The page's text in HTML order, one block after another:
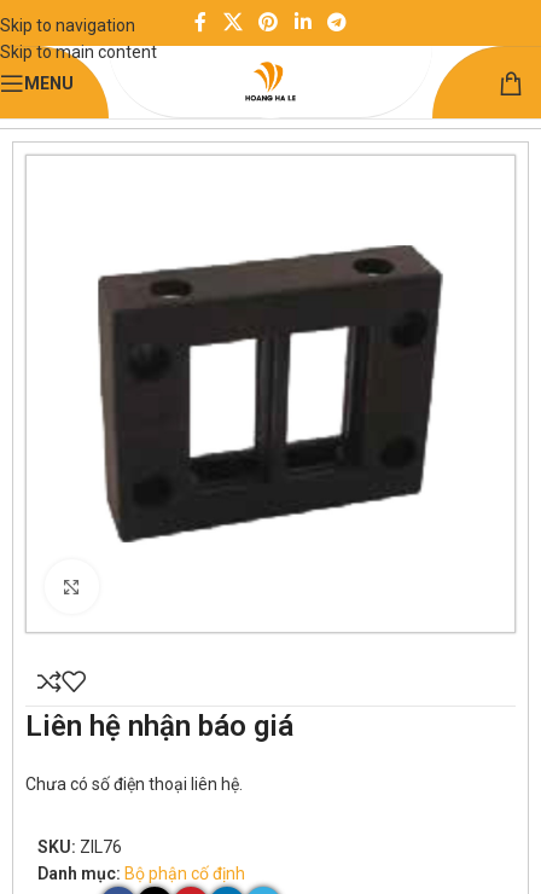
Skip to navigation
Skip to main content
MENU
Trang chủ
Điện và điều khiển Bộ phận cố định
Liên hệ nhận báo giá
Chưa có số điện thoại liên hệ.
SKU: ZIL76
Danh mục: Bộ phận cố định